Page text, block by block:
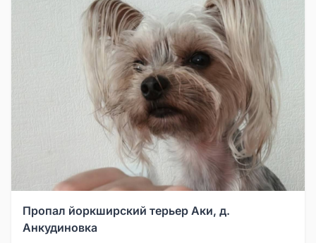
Пропал йоркширский терьер Аки, д.
Анкудиновка